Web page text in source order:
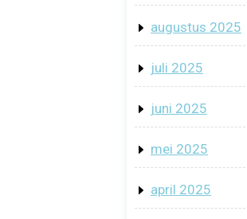
augustus 2025
juli 2025
juni 2025
mei 2025
april 2025